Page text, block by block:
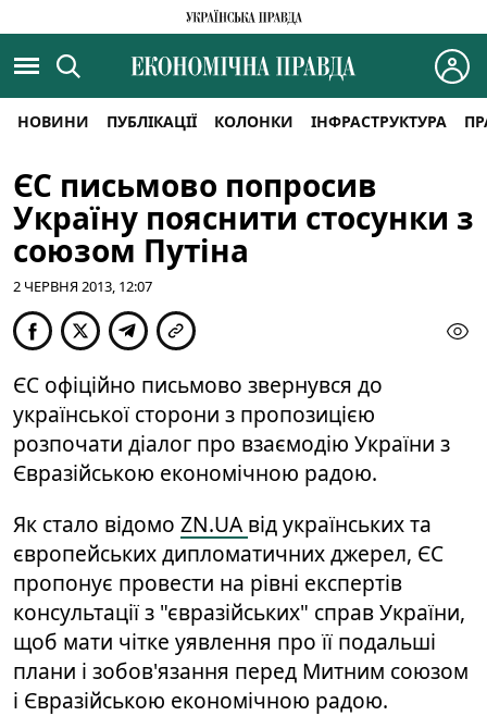
НОВИНИ ПУБЛІКАЦІЇ КОЛОНКИ ІНФРАСТРУКТУРА
ЄС письмово попросив
Україну пояснити стосунки з
союзом Путіна
2 ЧЕРВНЯ 2013, 12:07
ЄС офіційно письмово звернувся до
української сторони з пропозицією
розпочати діалог про взаємодію України з
Євразійською економічною радою.
Як стало відомо ZN.UA від українських та
європейських дипломатичних джерел, ЄС
пропонує провести на рівні експертів
консультації з "євразійських" справ України,
щоб мати чітке уявлення про її подальші
плани і зобов'язання перед Митним союзом
і Євразійською економічною радою.